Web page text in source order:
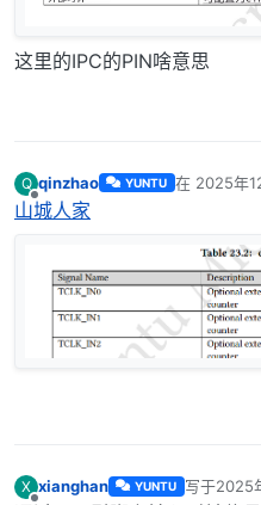
这里的IPC的PIN啥意思
Q
离线
qinzhao YUNTU 在 2025年
最后由 编辑
山城人家
X xianghan YUNTU 写于2025
最后由